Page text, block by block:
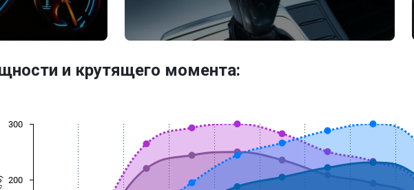
и крутящего момента:
200
300